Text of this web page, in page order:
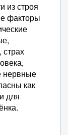
из строя
факторы
страх
нервные
как
для